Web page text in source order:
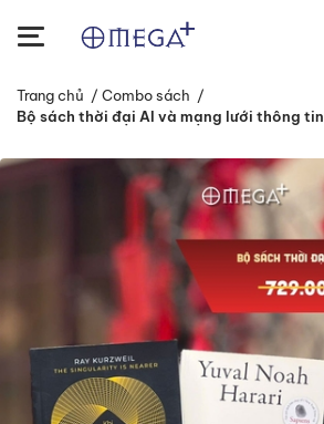
Trang chủ / Combo sách /
Bộ sách thời đại AI và mạng lưới thông tin